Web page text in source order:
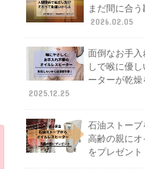
まだ間に合
2026.02.05
面倒なお手
しで喉に優
ーターが乾燥
2025.12.25
石油ストーブ
高齢の親に
をプレゼント